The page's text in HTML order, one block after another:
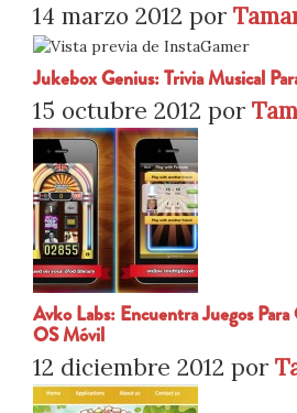
14 marzo 2012 por
Jukebox Genius: Trivia Musical
15 octubre 2012 por
Avko Labs: Encuentra Juegos
OS Móvil
12 diciembre 2012 por